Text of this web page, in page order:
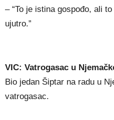
– “To je istina gospođo, ali
ujutro.”
VIC: Vatrogasac u
Bio jedan Šiptar na radu u
vatrogasac.